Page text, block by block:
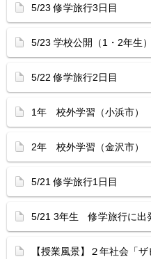
5/23 修学旅行3日目
5/23 学校公開（1・2年生）
5/22 修学旅行2日目
1年 校外学習（小浜市）
2年 校外学習（金沢市）
5/21 修学旅行1日目
5/21 3年生 修学旅行に出
【授業風景】２年社会「